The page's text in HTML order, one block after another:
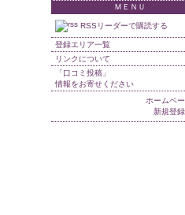
ＭＥＮＵ
RSSリーダーで購読する
登録エリア一覧
リンクについて
「口コミ投稿」
情報をお寄せください
ホームペ
新規登